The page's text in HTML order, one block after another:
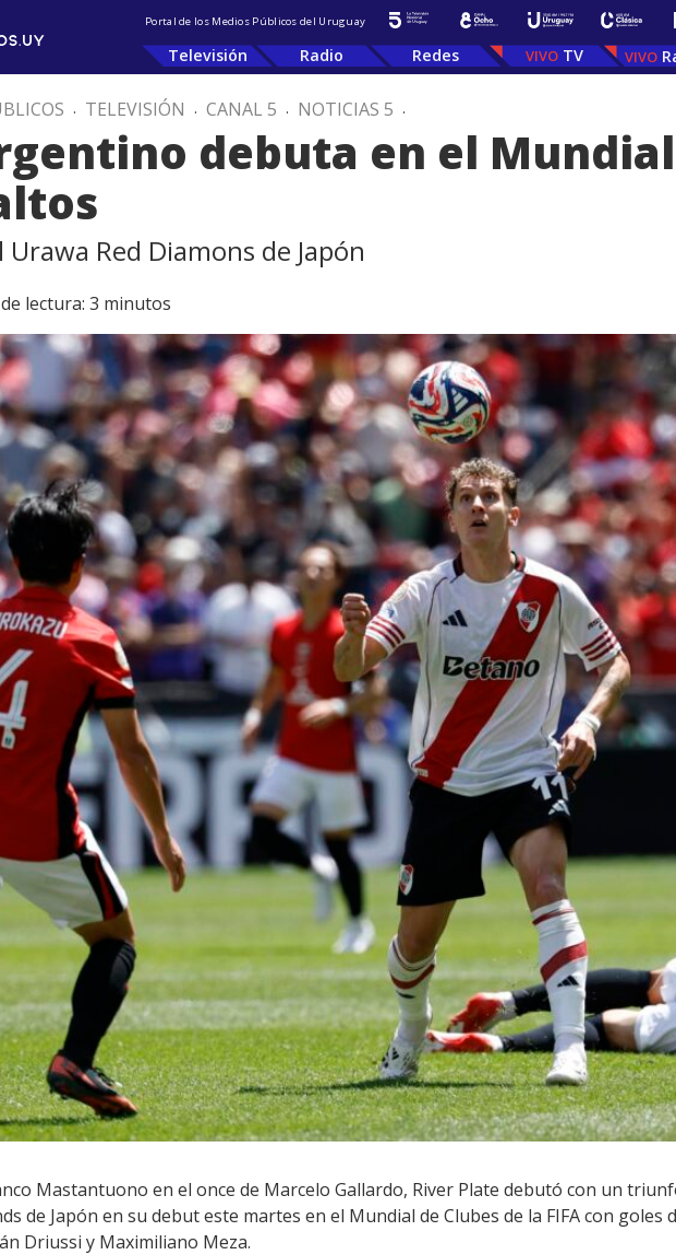
Portal de los Medios Públicos del Uruguay
Televisión Radio Redes TV
. TELEVISIÓN . CANAL 5 . NOTICIAS 5 .
debuta en el
Red Diamons de Japón
lectura: 3 minutos
Mastantuono en el once de Marcelo Gallardo, River Plate debutó con un
de Japón en su debut este martes en el Mundial de Clubes de la FIFA con goles
Driussi y Maximiliano Meza.